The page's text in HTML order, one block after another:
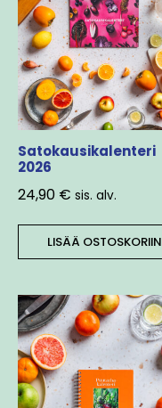
Satokausikalenteri
2026
24,90 € sis. alv.
LISÄÄ OSTOSKORIIN